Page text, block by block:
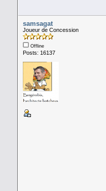
samsagat
Joueur de Concession
Offline
Posts: 16137